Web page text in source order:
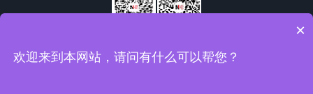
号
视频号
×
欢迎来到本网站，请问有什么可以帮您？